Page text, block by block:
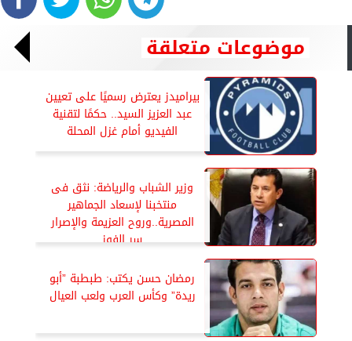
موضوعات متعلقة
بيراميدز يعترض رسميًا على تعيين
عبد العزيز السيد.. حكمًا لتقنية
الفيديو أمام غزل المحلة
وزير الشباب والرياضة: نثق فى
منتخبنا لإسعاد الجماهير
المصرية..وروح العزيمة والإصرار
سر الفوز
رمضان حسن يكتب: طبطبة ”أبو
ريدة” وكأس العرب ولعب العيال